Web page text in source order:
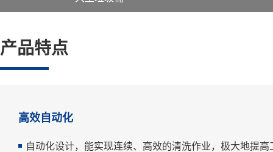
产品特点
高效自动化
自动化设计，能实现连续、高效的清洗作业，极大地提高